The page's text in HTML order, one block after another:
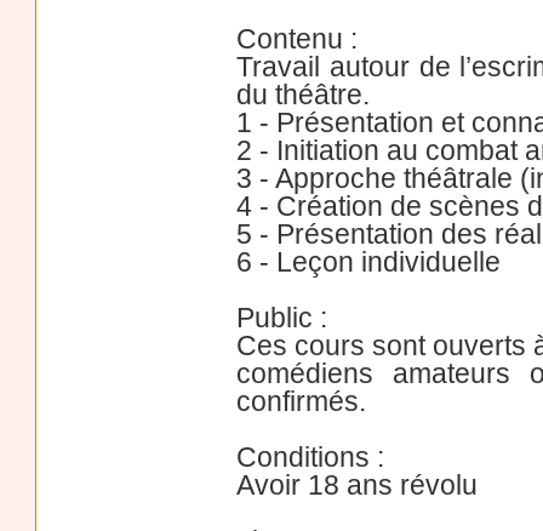
Contenu :
Travail autour de
du théâtre.
1 - Présentation et
2 - Initiation au combat
3 - Approche théâtrale
4 - Création de scènes
5 - Présentation des
6 - Leçon individuelle
Public :
Ces cours sont ouverts
comédiens amateurs
confirmés.
Conditions :
Avoir 18 ans révolu